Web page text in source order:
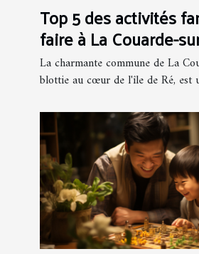
Top 5 des activités
faire à La Couarde-
pendant l'été
La charmante commune de La
blottie au cœur de l'île de Ré, est